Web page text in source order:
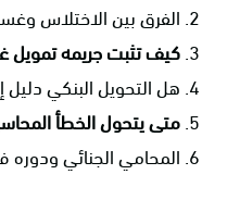
الفرق بين الاختلاس
كيف تثبت جريمه تمويل
هل التحويل البنكي دليل
متى يتحول الخطأ
المحامي الجنائي ودوره